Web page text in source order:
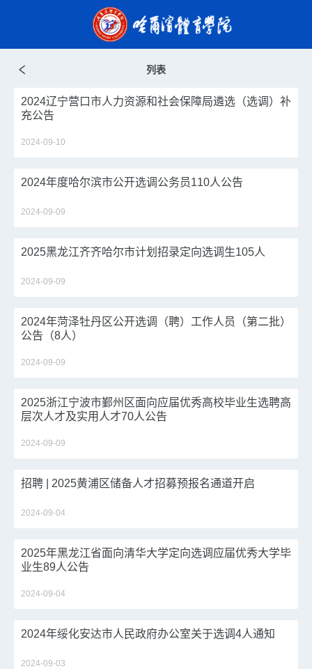
列表
2024辽宁营口市人力资源和社会保障局遴选（选调）补
充公告
2024-09-10
2024年度哈尔滨市公开选调公务员110人公告
2024-09-09
2025黑龙江齐齐哈尔市计划招录定向选调生105人
2024-09-09
2024年菏泽牡丹区公开选调（聘）工作人员（第二批）
公告（8人）
2024-09-09
2025浙江宁波市鄞州区面向应届优秀高校毕业生选聘高
层次人才及实用人才70人公告
2024-09-09
招聘 | 2025黄浦区储备人才招募预报名通道开启
2024-09-04
2025年黑龙江省面向清华大学定向选调应届优秀大学毕
业生89人公告
2024-09-04
2024年绥化安达市人民政府办公室关于选调4人通知
2024-09-03